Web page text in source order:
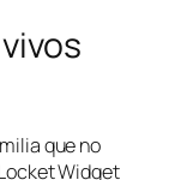
que no
Widget